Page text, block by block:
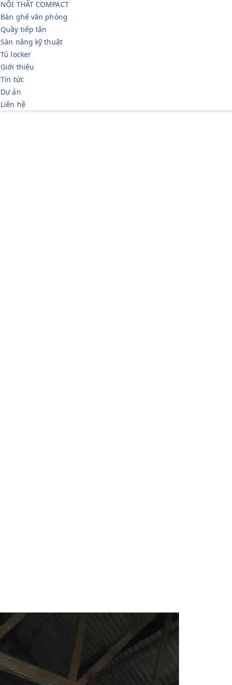
NỘI THẤT COMPACT
Bàn ghế văn phòng
Quầy tiếp tân
Sàn nâng kỹ thuật
Tủ locker
Giới thiệu
Tin tức
Dự án
Liên hệ